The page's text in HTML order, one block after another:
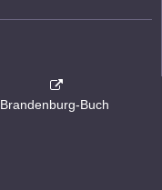
Brandenburg-Buch